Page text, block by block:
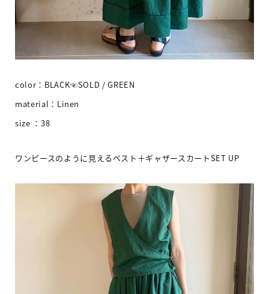
color：BLACK☜SOLD / GREEN
material：Linen
size ：38
ワンピースのように見えるベスト＋ギャザースカートSET UP